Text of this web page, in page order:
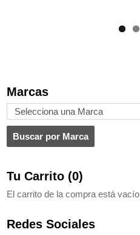
Marcas
Tu Carrito (0)
El carrito de la compra está vacío
Redes Sociales